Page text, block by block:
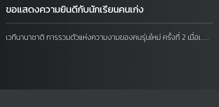
ขอแสดงความยินดีกับนักเรียนคนเก่ง
เวทีนานาชาติ การรวมตัวแห่งความงามของคนรุ่นใหม่ ครั้งที่ 2 เมื่อเ......